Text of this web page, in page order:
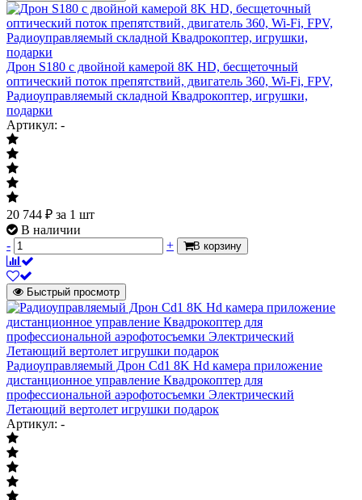
Дрон S180 с двойной камерой 8K HD, бесщеточный
оптический поток препятствий, двигатель 360, Wi-Fi, FPV,
Радиоуправляемый складной Квадрокоптер, игрушки,
подарки
Артикул: -
20 744 ₽ за 1 шт
В наличии
-
+ В корзину
Быстрый просмотр
Радиоуправляемый Дрон Cd1 8K Hd камера приложение
дистанционное управление Квадрокоптер для
профессиональной аэрофотосъемки Электрический
Летающий вертолет игрушки подарок
Артикул: -